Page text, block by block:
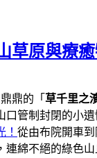
草原與療癒
鼎的「 草千里之
管制封閉的小
從由布院開車
綿不絕的綠色